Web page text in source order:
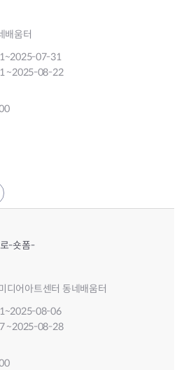
배움터
~2025-07-31
~2025-08-22
-숏폼-
디어아트센터 동네배움터
~2025-08-06
~2025-08-28